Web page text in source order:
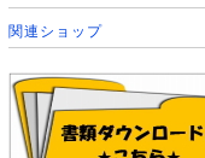
関連ショップ